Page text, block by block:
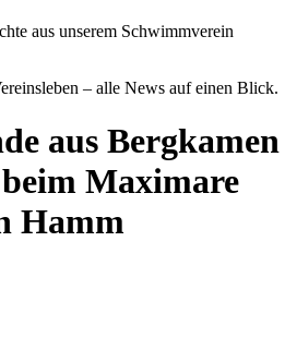
aus unserem Schwimmverein
– alle News auf einen Blick.
aus Bergkamen
Maximare
Hamm